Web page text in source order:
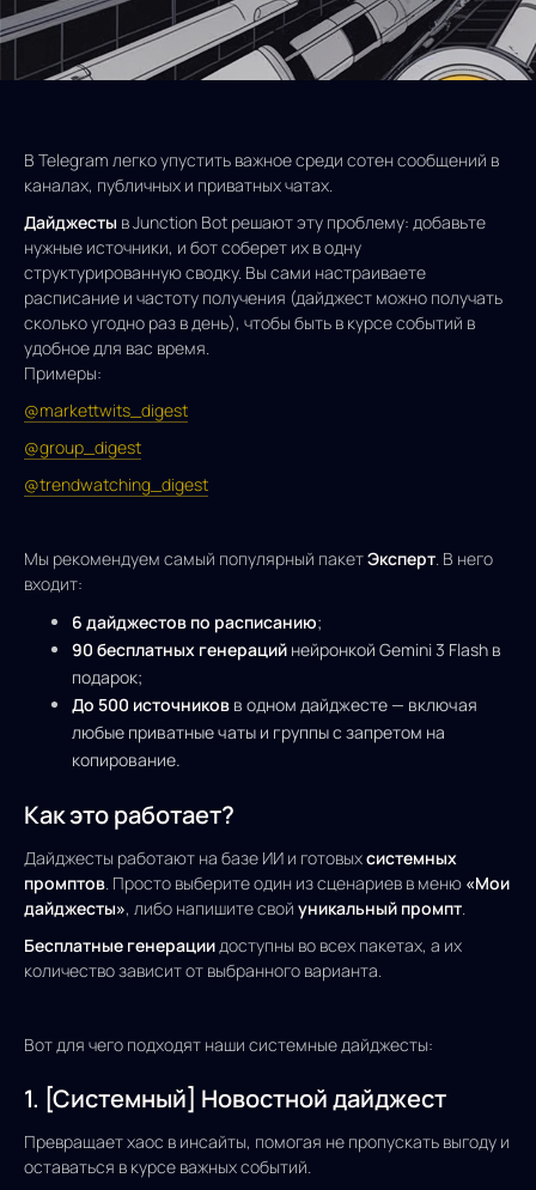
В Telegram легко упустить важное среди сотен сообщений в
каналах, публичных и приватных чатах.
Дайджесты в Junction Bot решают эту проблему: добавьте
нужные источники, и бот соберет их в одну
структурированную сводку. Вы сами настраиваете
расписание и частоту получения (дайджест можно получать
сколько угодно раз в день), чтобы быть в курсе событий в
удобное для вас время.
Примеры:
@markettwits_digest
@group_digest
@trendwatching_digest
Мы рекомендуем самый популярный пакетЭксперт . В него
входит:
6 дайджестов по расписанию;
90 бесплатных генераций нейронкой Gemini 3 Flash в
подарок;
До 500 источников в одном дайджесте — включая
любые приватные чаты и группы с запретом на
копирование.
Как это работает?
Дайджесты работают на базе ИИ и готовыхсистемных
промптов . Просто выберите один из сценариев в меню «Мои
дайджесты», либо напишите свой уникальный промпт
Бесплатные генерации доступны во всех пакетах, а их
количество зависит от выбранного варианта.
Вот для чего подходят наши системные дайджесты:
1. [Системный] Новостной дайджест
Превращает хаос в инсайты, помогая не пропускать выгоду и
оставаться в курсе важных событий.